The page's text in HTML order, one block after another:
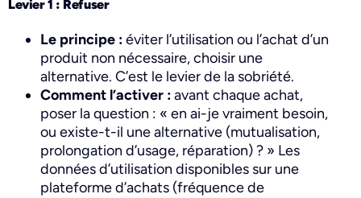
Levier 1 : Refuser
Le principe :éviter l’utilisation ou l’achat d’un
produit non nécessaire, choisir une
alternative. C’est le levier de la sobriété.
Comment l’activer :avant chaque achat,
poser la question : « en ai-je vraiment besoin,
ou existe-t-il une alternative (mutualisation,
prolongation d’usage, réparation) ? » Les
données d’utilisation disponibles sur une
plateforme d’achats (fréquence de